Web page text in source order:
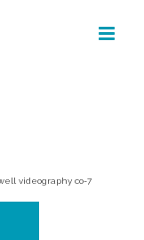
videography co-7